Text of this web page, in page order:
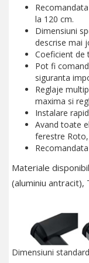
la 120 cm.
Dimensiuni
descrise mai
Coeficient de
Pot fi
siguranta
Reglaje
maxima si
Instalare
Avand toate
ferestre
Materiale
(aluminiu antracit),
Dimensiuni